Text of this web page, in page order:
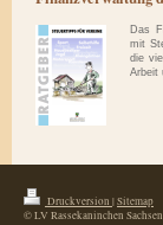
Das
mit
die
Arbeit
Druckversion |Sitemap
© LV Rassekaninchen